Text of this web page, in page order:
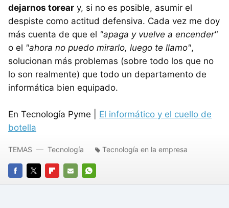
dejarnos torear y, si no es posible, asumir el
despiste como actitud defensiva. Cada vez me doy
más cuenta de que el "apaga y vuelve a encender"
o el "ahora no puedo mirarlo, luego te llamo",
solucionan más problemas (sobre todo los que no
lo son realmente) que todo un departamento de
informática bien equipado.
En Tecnología Pyme | El informático y el cuello de
botella
FACEBOOK
TWITTERFLIPBOARD
E-
WHATSAPP
TEMAS Tecnología Tecnología en la empresa